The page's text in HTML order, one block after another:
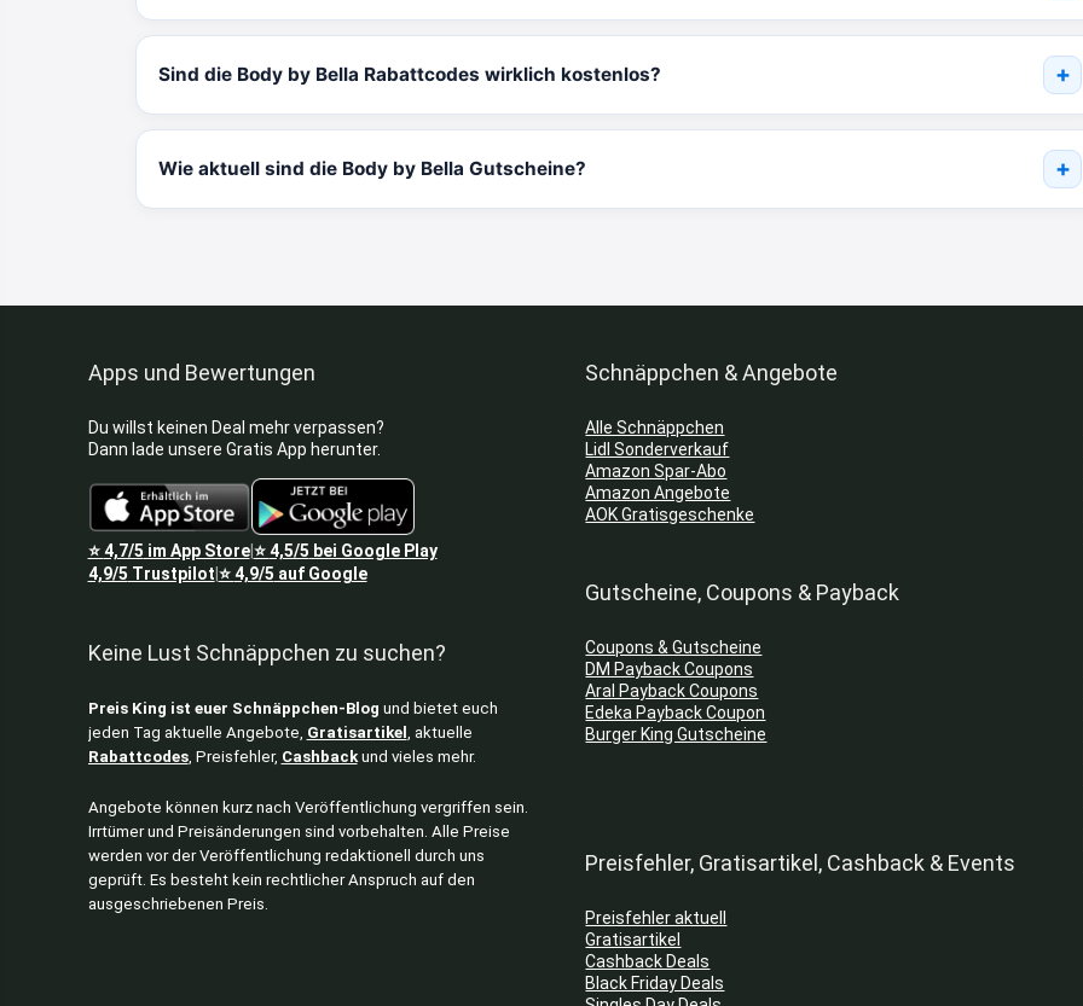
Sind die Body by Bella Rabattcodes wirklich kostenlos?
Wie aktuell sind die Body by Bella Gutscheine?
Apps und Bewertungen
Du willst keinen Deal mehr verpassen?
Dann lade unsere Gratis App herunter.
⭐4,7/5 im App Store|⭐4,5/5 bei Google Play
4,9/5 Trustpilot ⭐4,9/5 auf Google
Keine Lust Schnäppchen zu suchen?
Preis King ist euer Schnäppchen-Blog und bietet euch
jeden Tag aktuelle Angebote, Gratisartikel
, aktuelle
Rabattcodes, Preisfehler, Cashbackund vieles mehr.
Angebote können kurz nach Veröffentlichung vergriffen sein.
Irrtümer und Preisänderungen sind vorbehalten. Alle Preise
werden vor der Veröffentlichung redaktionell durch uns
geprüft. Es besteht kein rechtlicher Anspruch auf den
ausgeschriebenen Preis.
Schnäppchen & Angebote
Alle Schnäppchen
Lidl Sonderverkauf
Amazon Spar-Abo
Amazon Angebote
AOK Gratisgeschenke
Gutscheine, Coupons & Payback
Coupons & Gutscheine
DM Payback Coupons
Aral Payback Coupons
Edeka Payback Coupon
Burger King Gutscheine
Preisfehler, Gratisartikel, Cashback & Events
Preisfehler aktuell
Gratisartikel
Cashback Deals
Black Friday Deals